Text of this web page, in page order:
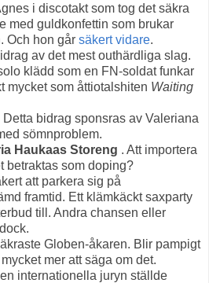
i discotakt som tog det säkra
med guldkonfettin som brukar
Och hon går säkert vidare.
av det mest outhärdliga slag.
klädd som en FN-soldat funkar
mycket som åttiotalshiten Waiting
Detta bidrag sponsras av Valeriana
sömnproblem.
Haukaas Storeng . Att importera
betraktas som doping?
att parkera sig på
framtid. Ett klämkäckt saxparty
till. Andra chansen eller
Globen-åkaren. Blir pampigt
mer att säga om det.
internationella juryn ställde